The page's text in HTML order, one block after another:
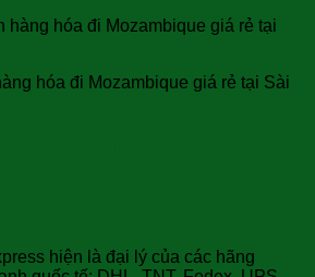
hóa đi Mozambique giá rẻ tại Sài
hiện là đại lý của các hãng